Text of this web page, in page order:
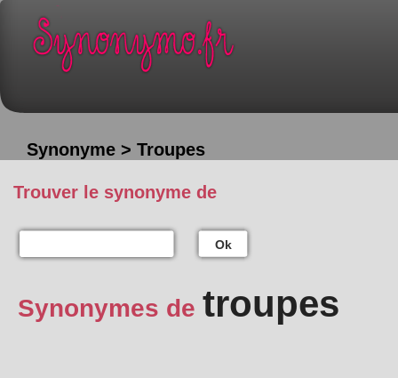
Synonyme > Troupes
Trouver le synonyme de
Ok
Synonymes de troupes